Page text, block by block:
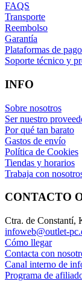
FAQS
Transporte
Reembolso
Garantía
Plataformas de
Soporte técnico y
INFO
Sobre nosotros
Ser nuestro
Por qué tan barato
Gastos de envío
Política de Cookies
Tiendas y horarios
Trabaja con
CONTACTO
Ctra. de Constantí,
infoweb@outlet-
Cómo llegar
Contacta con
Canal interno de
Programa de